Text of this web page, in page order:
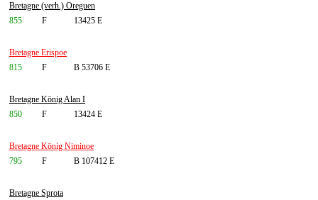
Bretagne (verh.) Oreguen
855
F 13425 E
Bretagne Erispoe
815
F B 53706 E
Bretagne König Alan I
850
F 13424 E
Bretagne König Niminoe
795
F B 107412 E
Bretagne Sprota